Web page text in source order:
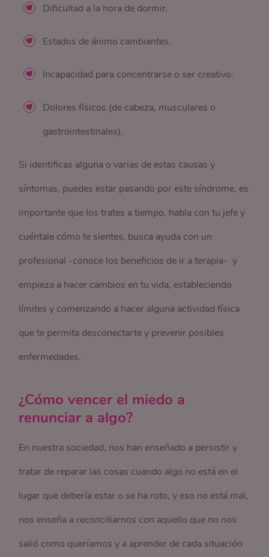
Dificultad a la hora de dormir.
Estados de ánimo cambiantes.
Incapacidad para concentrarse o ser creativo.
Dolores físicos (de cabeza, musculares o
gastrointestinales).
Si identificas alguna o varias de estas causas y
síntomas, puedes estar pasando por este síndrome, es
importante que los trates a tiempo, habla con tu jefe y
cuéntale cómo te sientes, busca ayuda con un
profesional -conoce los beneficios de ir a terapia- y
empieza a hacer cambios en tu vida, estableciendo
límites y comenzando a hacer alguna actividad física
que te permita desconectarte y prevenir posibles
enfermedades.
¿Cómo vencer el miedo a
renunciar a algo?
En nuestra sociedad, nos han enseñado a persistir y
tratar de reparar las cosas cuando algo no está en el
lugar que debería estar o se ha roto, y eso no está mal,
nos enseña a reconciliarnos con aquello que no nos
salió como queríamos y a aprender de cada situación